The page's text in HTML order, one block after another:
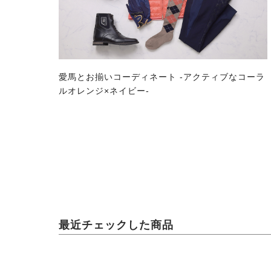
愛馬とお揃いコーディネート -アクティブなコーラ
ルオレンジ×ネイビー-
最近チェックした商品